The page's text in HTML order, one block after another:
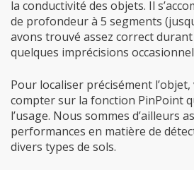
la conductivité des objets. Il
de profondeur à 5 segments
avons trouvé assez correct
quelques imprécisions
Pour localiser précisément
compter sur la fonction PinPoint
l’usage. Nous sommes d’ailleurs
performances en matière de
divers types de sols.